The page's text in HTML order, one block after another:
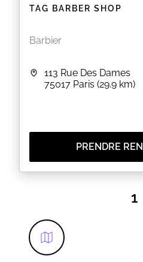
TAG BARBER SHOP
Barbier
113 Rue Des Dames
75017 Paris (29.9 km)
PRENDRE
1